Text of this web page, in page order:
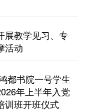
展教学见习、专
活动
都书院一号学生
年上半年入党
训班开班仪式